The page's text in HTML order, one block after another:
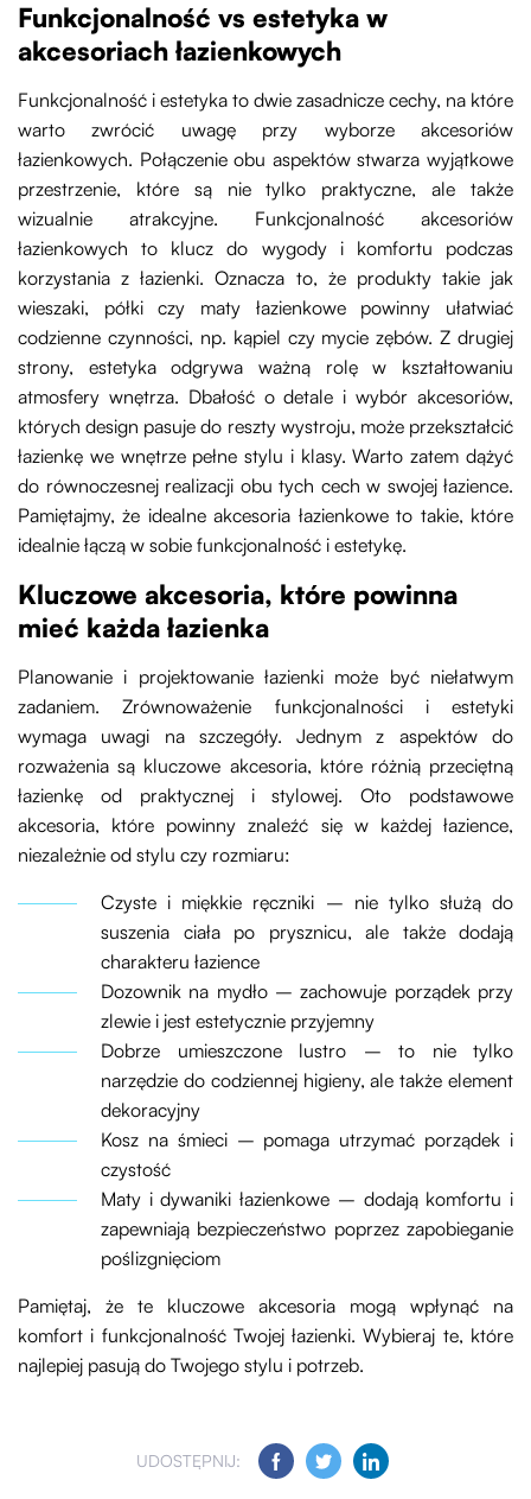
Funkcjonalność vs estetyka w
akcesoriach łazienkowych
Funkcjonalność i estetyka to dwie zasadnicze cechy, na które
warto zwrócić uwagę przy wyborze akcesoriów
łazienkowych. Połączenie obu aspektów stwarza wyjątkowe
przestrzenie, które są nie tylko praktyczne, ale także
wizualnie atrakcyjne. Funkcjonalność akcesoriów
łazienkowych to klucz do wygody i komfortu podczas
korzystania z łazienki. Oznacza to, że produkty takie jak
wieszaki, półki czy maty łazienkowe powinny ułatwiać
codzienne czynności, np. kąpiel czy mycie zębów. Z drugiej
strony, estetyka odgrywa ważną rolę w kształtowaniu
atmosfery wnętrza. Dbałość o detale i wybór akcesoriów,
których design pasuje do reszty wystroju, może przekształcić
łazienkę we wnętrze pełne stylu i klasy. Warto zatem dążyć
do równoczesnej realizacji obu tych cech w swojej łazience.
Pamiętajmy, że idealne akcesoria łazienkowe to takie, które
idealnie łączą w sobie funkcjonalność i estetykę.
Kluczowe akcesoria, które powinna
mieć każda łazienka
Planowanie i projektowanie łazienki może być niełatwym
zadaniem. Zrównoważenie funkcjonalności i estetyki
wymaga uwagi na szczegóły. Jednym z aspektów do
rozważenia są kluczowe akcesoria, które różnią przeciętną
łazienkę od praktycznej i stylowej. Oto podstawowe
akcesoria, które powinny znaleźć się w każdej łazience,
niezależnie od stylu czy rozmiaru:
Czyste i miękkie ręczniki – nie tylko służą do
suszenia ciała po prysznicu, ale także dodają
charakteru łazience
Dozownik na mydło – zachowuje porządek przy
zlewie i jest estetycznie przyjemny
Dobrze umieszczone lustro – to nie tylko
narzędzie do codziennej higieny, ale także element
dekoracyjny
Kosz na śmieci – pomaga utrzymać porządek i
czystość
Maty i dywaniki łazienkowe – dodają komfortu i
zapewniają bezpieczeństwo poprzez zapobieganie
poślizgnięciom
Pamiętaj, że te kluczowe akcesoria mogą wpłynąć na
komfort i funkcjonalność Twojej łazienki. Wybieraj te, które
najlepiej pasują do Twojego stylu i potrzeb.
UDOSTĘPNIJ: